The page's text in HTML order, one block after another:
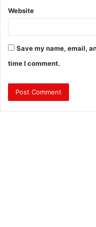
Website
Save my name, email,
time I comment.